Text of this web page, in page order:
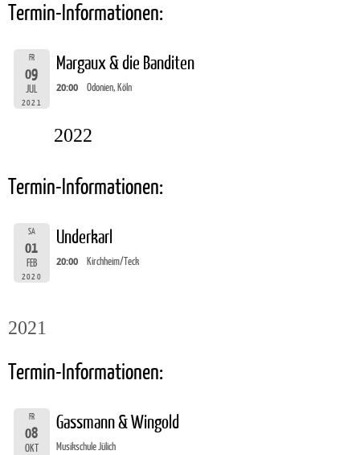
Termin-Informationen:
FR
09
JUL
2021
Margaux & die Banditen
20:00 Odonien, Köln
2022
Termin-Informationen:
SA
01
FEB
2020
Underkarl
20:00 Kirchheim/Teck
2021
Termin-Informationen:
FR
08
OKT
Gassmann & Wingold
Musikschule Jülich